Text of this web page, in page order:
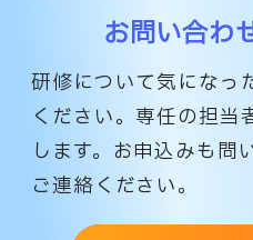
お問い合わ
研修について気になっ
ください。専任の担当
します。 お申込みも問
ご連絡ください。